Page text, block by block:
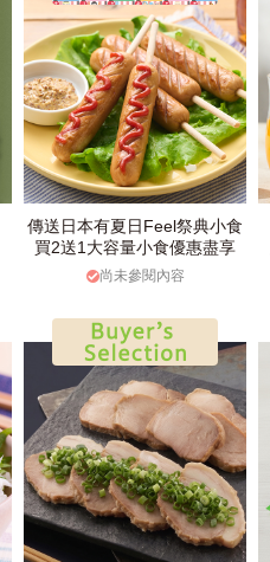
傳送日本有夏日Feel祭典小食
買2送1大容量小食優惠盡享
尚未參閱內容